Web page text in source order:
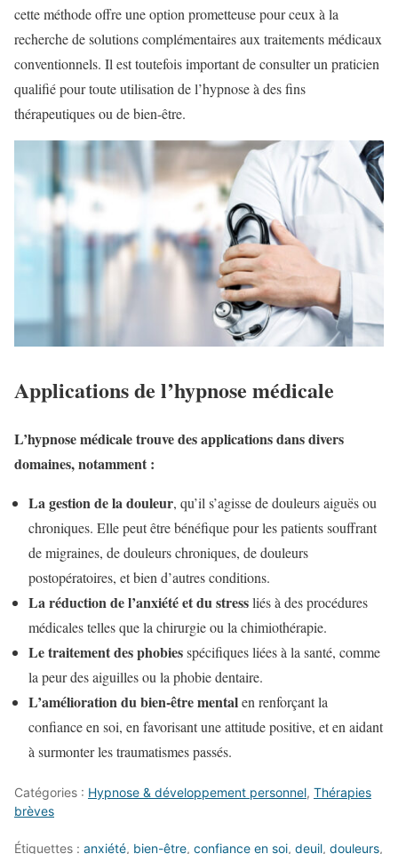
cette méthode offre une option prometteuse pour ceux à la
recherche de solutions complémentaires aux traitements médicaux
conventionnels. Il est toutefois important de consulter un praticien
qualifié pour toute utilisation de l’hypnose à des fins
thérapeutiques ou de bien-être.
Applications de l’hypnose médicale
L’hypnose médicale trouve des applications dans divers
domaines, notamment :
La gestion de la douleur, qu’il s’agisse de douleurs aiguës ou
chroniques. Elle peut être bénéfique pour les patients souffrant
de migraines, de douleurs chroniques, de douleurs
postopératoires, et bien d’autres conditions.
La réduction de l’anxiété et du stressliés à des procédures
médicales telles que la chirurgie ou la chimiothérapie.
Le traitement des phobiesspécifiques liées à la santé, comme
la peur des aiguilles ou la phobie dentaire.
L’amélioration du bien-être mentalen renforçant la
confiance en soi, en favorisant une attitude positive, et en aidant
à surmonter les traumatismes passés.
Catégories : Hypnose & développement personnel, Thérapies
brèves
Étiquettes : anxiété, bien-être, confiance en soi, deuil, douleurs,